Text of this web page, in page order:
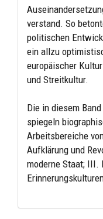
verstand. So
politischen
ein allzu
europäischer
und Streitkultur.
Die in diesem
spiegeln
Arbeitsbereiche
Aufklärung und
moderne Staat; III.